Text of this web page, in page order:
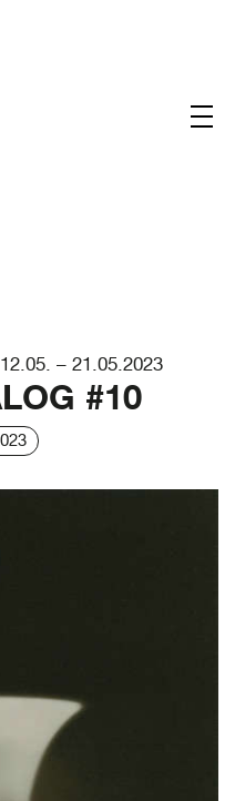
12.05. – 21.05.2023
#10